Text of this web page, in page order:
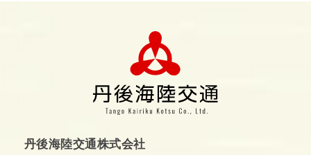
丹後海陸交通株式会社